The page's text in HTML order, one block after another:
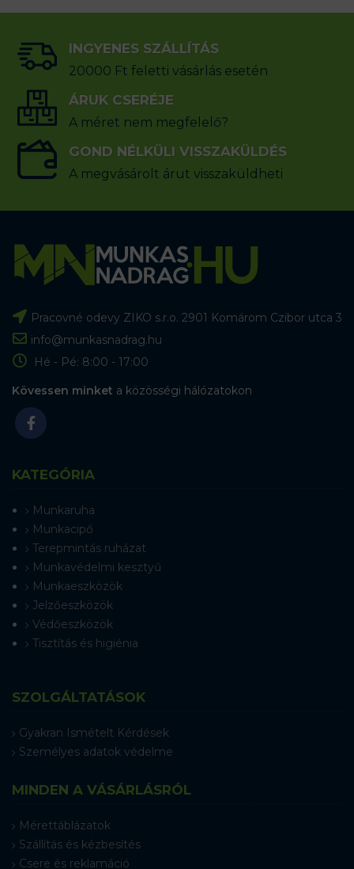
INGYENES SZÁLLÍTÁS
20000 Ft feletti vásárlás esetén
ÁRUK CSERÉJE
A méret nem megfelelő?
GOND NÉLKÜLI VISSZAKÜLDÉS
A megvásárolt árut visszaküldheti
Pracovné odevy ZIKO s.r.o. 2901 Komárom Czibor utca 3
info@munkasnadrag.hu
Hé - Pé: 8:00 - 17:00
Kövessen minket a közösségi hálózatokon
KATEGÓRIA
Munkaruha
Munkacipő
Terepmintás ruházat
Munkavédelmi kesztyű
Munkaeszközök
Jelzőeszközök
Védőeszközök
Tisztítás és higiénia
SZOLGÁLTATÁSOK
Gyakran Ismételt Kérdések
Személyes adatok védelme
MINDEN A VÁSÁRLÁSRÓL
Mérettáblázatok
Szállítás és kézbesítés
Csere és reklamáció